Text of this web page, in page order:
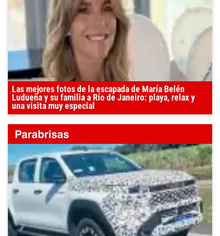
Las mejores fotos de la escapada de María Belén
Ludueña y su familia a Río de Janeiro: playa, relax y
una visita muy especial